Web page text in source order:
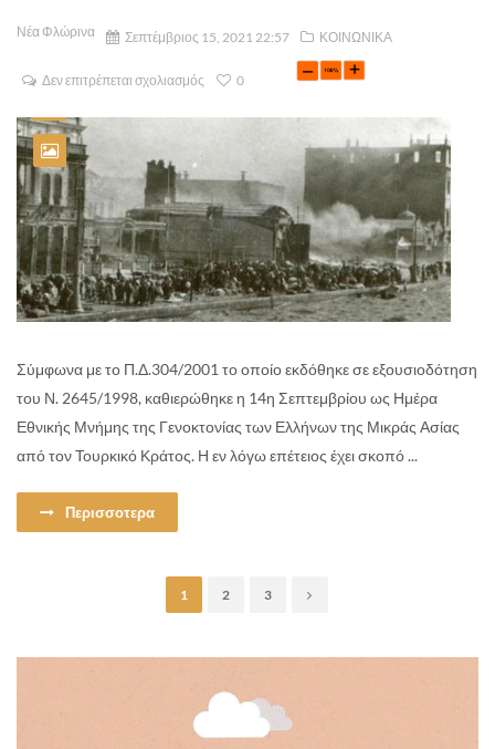
Νέα Φλώρινα Σεπτέμβριος 15, 2021 22:57 ΚΟΙΝΩΝΙΚΑ
Δεν επιτρέπεται σχολιασμός 0
Σύμφωνα με το Π.Δ.304/2001 το οποίο εκδόθηκε σε εξουσιοδότηση
του Ν. 2645/1998, καθιερώθηκε η 14η Σεπτεμβρίου ως Ημέρα
Εθνικής Μνήμης της Γενοκτονίας των Ελλήνων της Μικράς Ασίας
από τον Τουρκικό Κράτος. Η εν λόγω επέτειος έχει σκοπό ...
Περισσοτερα
1 2 3